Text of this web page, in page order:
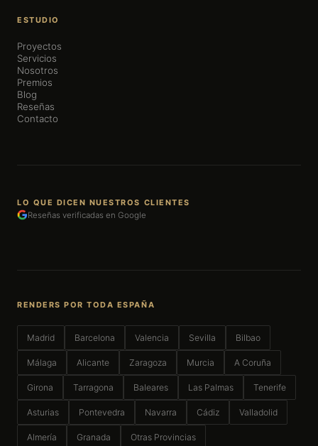
ESTUDIO
Proyectos
Servicios
Nosotros
Premios
Blog
Reseñas
Contacto
LO QUE DICEN NUESTROS CLIENTES
Reseñas verificadas en Google
RENDERS POR TODA ESPAÑA
Madrid Barcelona Valencia Sevilla Bilbao
Málaga Alicante Zaragoza Murcia A Coruña
Girona Tarragona Baleares Las Palmas Tenerife
Asturias Pontevedra Navarra Cádiz Valladolid
Almería Granada Otras Provincias